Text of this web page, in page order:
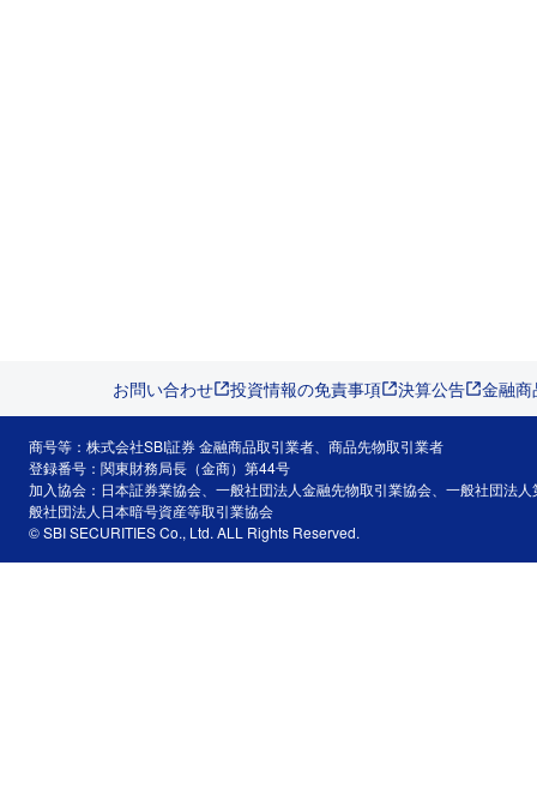
お問い合わせ 投資情報の免責事項 決算公告 金融
商号等：株式会社SBI証券 金融商品取引業者、商品先物取引業者
登録番号：関東財務局長（金商）第44号
加入協会：日本証券業協会、一般社団法人金融先物取引業協会、一般社団法
般社団法人日本暗号資産等取引業協会
© SBI SECURITIES Co., Ltd. ALL Rights Reserved.